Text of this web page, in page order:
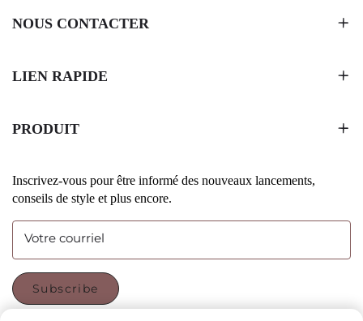
NOUS CONTACTER
LIEN RAPIDE
PRODUIT
Inscrivez-vous pour être informé des nouveaux lancements,
conseils de style et plus encore.
Votre courriel
Subscribe